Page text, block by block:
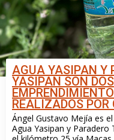
AGUA YASIPAN Y
YASIPAN SON DOS
REALIZADOS
Ángel Gustavo Mejía es
Agua Yasipan y Paradero